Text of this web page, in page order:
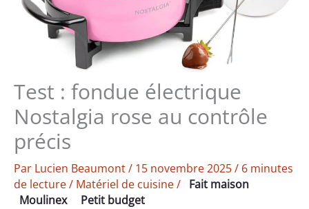
Test : fondue électrique
Nostalgia rose au contrôle
précis
Par Lucien Beaumont/ 15 novembre 2025/ 6 minutes
de lecture/ Matériel de cuisine/ Fait maison
Moulinex
Petit budget